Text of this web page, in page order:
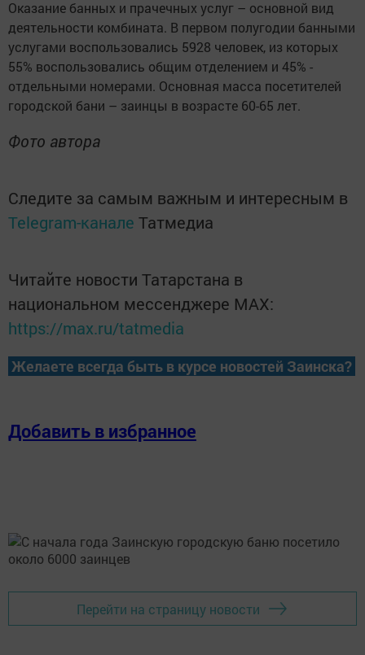
Оказание банных и прачечных услуг – основной вид
деятельности комбината. В первом полугодии банными
услугами воспользовались 5928 человек, из которых
55% воспользовались общим отделением и 45% -
отдельными номерами. Основная масса посетителей
городской бани – заинцы в возрасте 60-65 лет.
Фото автора
Следите за самым важным и интересным в
Telegram-канале Татмедиа
Читайте новости Татарстана в
национальном мессенджере MАХ:
https://max.ru/tatmedia
Желаете всегда быть в курсе новостей Заинска?
Добавить в избранное
Перейти на страницу новости